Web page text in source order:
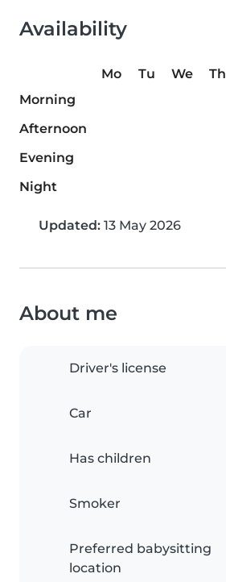
Availability
Mo Tu We Th
Morning
Afternoon
Evening
Night
Updated: 13 May 2026
About me
Driver's license
Car
Has children
Smoker
Preferred babysitting
location